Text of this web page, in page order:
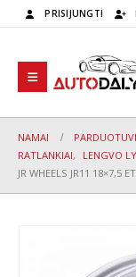
PRISIJUNGTI
NAMAI
RATLANKIAI,
LENGVO
JR WHEELS JR11 18×7,5